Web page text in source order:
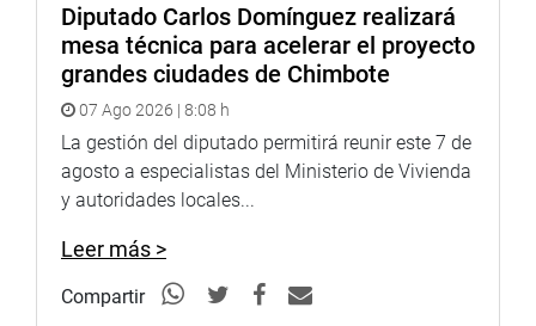
ello no significará ningún incremento de personal ni gasto
adicional. El costo de la promoción interna procede de la
diferencia económica entre plaza actual y la nueva plaza,
que sería cubierto con las plazas que se liberan
anualmente y la Priorización de la Promoción Interna
como primera alternativa para el cierre de brechas de
personal en EsSalud.
Despacho del congresista Alejandro Aguinaga
Diputado Carlos Domínguez realizará
mesa técnica para acelerar el proyecto
grandes ciudades de Chimbote
07 Ago 2026 | 8:08 h
La gestión del diputado permitirá reunir este 7 de
agosto a especialistas del Ministerio de Vivienda
y autoridades locales...
Leer más >
Compartir